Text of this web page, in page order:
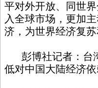
平对外开放、同世
入全球市场，更加
济，为世界经济复
彭博社记者：台
低对中国大陆经济